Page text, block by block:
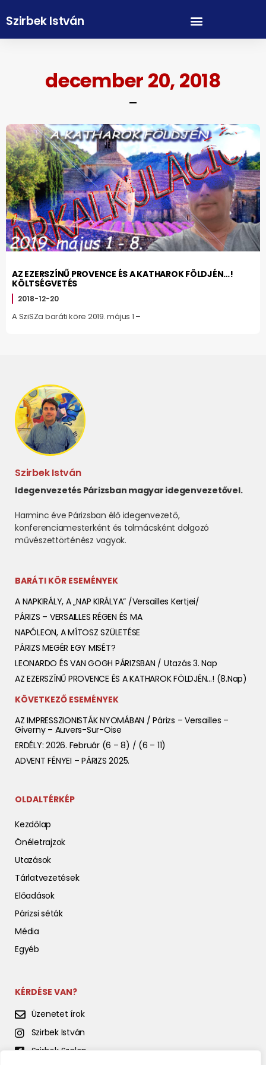
Szirbek István
december 20, 2018
AZ EZERSZÍNŰ PROVENCE ÉS A KATHAROK FÖLDJÉN…!
KÖLTSÉGVETÉS
2018-12-20
A SziSZa baráti köre 2019. május 1 –
Szirbek István
Idegenvezetés Párizsban magyar idegenvezetővel.
Harminc éve Párizsban élő idegenvezető,
konferenciamesterként és tolmácsként dolgozó
művészettörténész vagyok.
BARÁTI KÖR ESEMÉNYEK
A NAPKIRÁLY, A „NAP KIRÁLYA” /Versailles Kertjei/
PÁRIZS – VERSAILLES RÉGEN ÉS MA
NAPÓLEON, A MÍTOSZ SZÜLETÉSE
PÁRIZS MEGÉR EGY MISÉT?
LEONARDO ÉS VAN GOGH PÁRIZSBAN / Utazás 3. Nap
AZ EZERSZÍNŰ PROVENCE ÉS A KATHAROK FÖLDJÉN…! (8.nap)
KÖVETKEZŐ ESEMÉNYEK
AZ IMPRESSZIONISTÁK NYOMÁBAN / Párizs – Versailles –
Giverny – Auvers-Sur-Oise
ERDÉLY: 2026. Február (6 – 8) / (6 – 11)
ADVENT FÉNYEI – PÁRIZS 2025.
OLDALTÉRKÉP
Kezdőlap
Önéletrajzok
Utazások
Tárlatvezetések
Előadások
Párizsi séták
Média
Egyéb
KÉRDÉSE VAN?
Üzenetet írok
Szirbek István
Szirbek Szalon